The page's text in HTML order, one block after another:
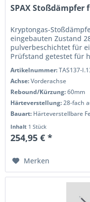
SPAX Stoßdämpfer
Kryptongas-
eingebauten Zustand
pulverbeschichtet für
Prüfstand getestet für
Artikelnummer:TAS137-
Achse:Vorderachse
Rebound/Kürzung:60mm
Härteverstellung:28-fach
Bauart: Härteverstellbare
Inhalt 1 Stück
254,95 € *
Merken